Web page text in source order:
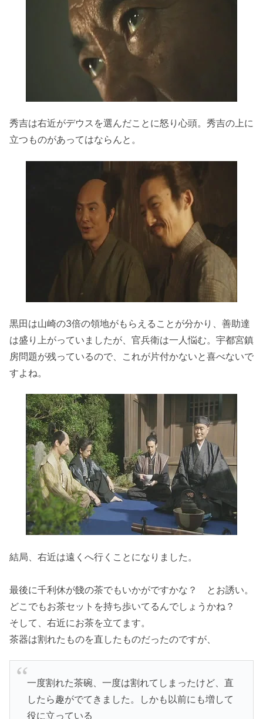
秀吉は右近がデウスを選んだことに怒り心頭。秀吉の上に
立つものがあってはならんと。
黒田は山崎の3倍の領地がもらえることが分かり、善助達
は盛り上がっていましたが、官兵衛は一人悩む。宇都宮鎮
房問題が残っているので、これが片付かないと喜べないで
すよね。
結局、右近は遠くへ行くことになりました。
最後に千利休が餞の茶でもいかがですかな？ とお誘い。
どこでもお茶セットを持ち歩いてるんでしょうかね？
そして、右近にお茶を立てます。
茶器は割れたものを直したものだったのですが、
一度割れた茶碗、一度は割れてしまったけど、直
したら趣がでてきました。しかも以前にも増して
役に立っている